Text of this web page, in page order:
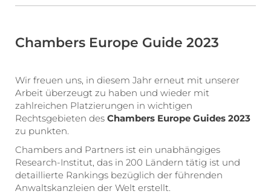
Chambers Europe Guide 2023
Wir freuen uns, in diesem Jahr erneut mit unserer
Arbeit überzeugt zu haben und wieder mit
zahlreichen Platzierungen in wichtigen
Rechtsgebieten des Chambers Europe Guides 2023
zu punkten.
Chambers and Partners ist ein unabhängiges
Research-Institut, das in 200 Ländern tätig ist und
detaillierte Rankings bezüglich der führenden
Anwaltskanzleien der Welt erstellt.